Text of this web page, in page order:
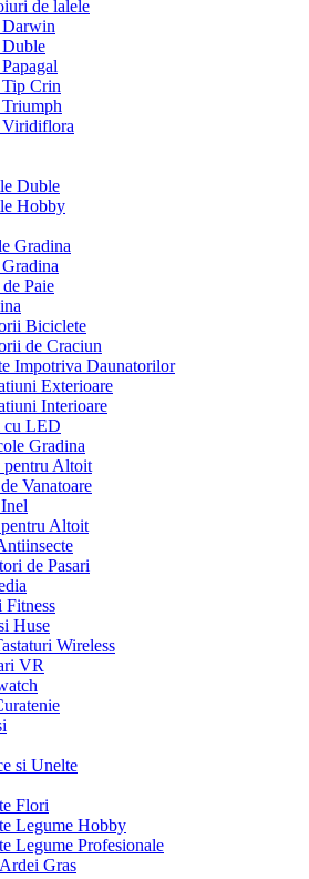
de lalele
Crin
Duble
Hobby
Gradina
Paie
Biciclete
de Craciun
Impotriva Daunatorilor
Exterioare
Interioare
cu LED
Gradina
pentru Altoit
Vanatoare
Altoit
de Pasari
Fitness
Huse
Wireless
VR
si Unelte
Flori
Legume Hobby
Legume Profesionale
Ardei Gras